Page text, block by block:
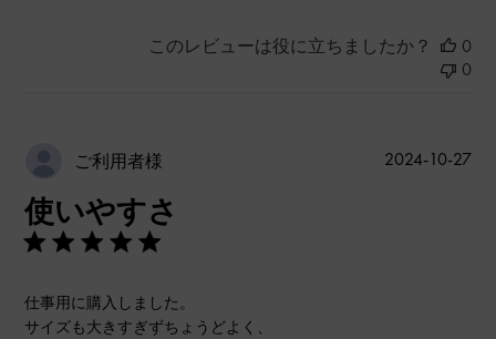
このレビューは役に立ちましたか？
0
0
ご利用者様
使いやすさ
仕事用に購入しました。
サイズも大きすぎずちょうどよく、
公
2024-10-27